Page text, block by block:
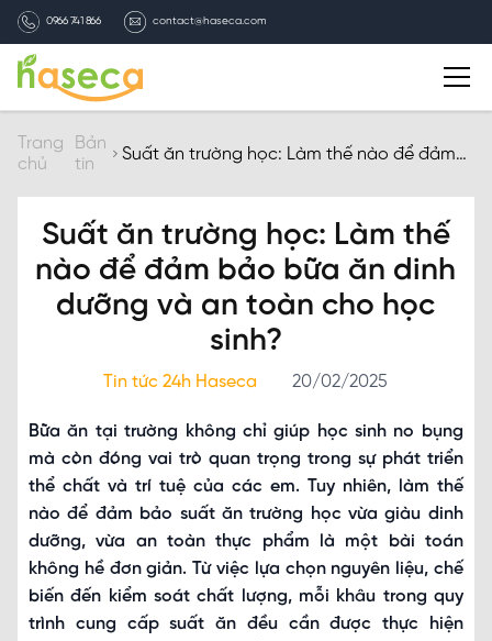
0966 741 866 contact@haseca.com
Giới thiệu
Chọn Haseca
Dịch vụ
Bản tin HASECA
Tuyển dụng
Liên hệ
Trang
chủ
Bản
tin
Suất ăn trường học: Làm thế nào để đảm
sinh?
Suất ăn trường học: Làm thế
nào để đảm bảo bữa ăn dinh
dưỡng và an toàn cho học
sinh?
Tin tức 24h Haseca 20/02/2025
Bữa ăn tại trường không chỉ giúp học sinh no bụng
mà còn đóng vai trò quan trọng trong sự phát triển
thể chất và trí tuệ của các em. Tuy nhiên, làm thế
nào để đảm bảo suất ăn trường học vừa giàu dinh
dưỡng, vừa an toàn thực phẩm là một bài toán
không hề đơn giản. Từ việc lựa chọn nguyên liệu, chế
biến đến kiểm soát chất lượng, mỗi khâu trong quy
trình cung cấp suất ăn đều cần được thực hiện